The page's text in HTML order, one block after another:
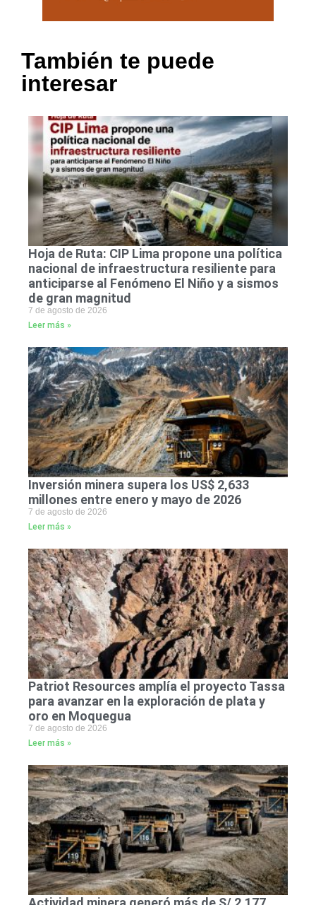
También te puede
interesar
Hoja de Ruta: CIP Lima propone una política
nacional de infraestructura resiliente para
anticiparse al Fenómeno El Niño y a sismos
de gran magnitud
7 de agosto de 2026
Leer más »
Inversión minera supera los US$ 2,633
millones entre enero y mayo de 2026
7 de agosto de 2026
Leer más »
Patriot Resources amplía el proyecto Tassa
para avanzar en la exploración de plata y
oro en Moquegua
7 de agosto de 2026
Leer más »